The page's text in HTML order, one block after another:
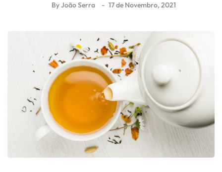
ByJoão Serra 17 de Novembro, 2021